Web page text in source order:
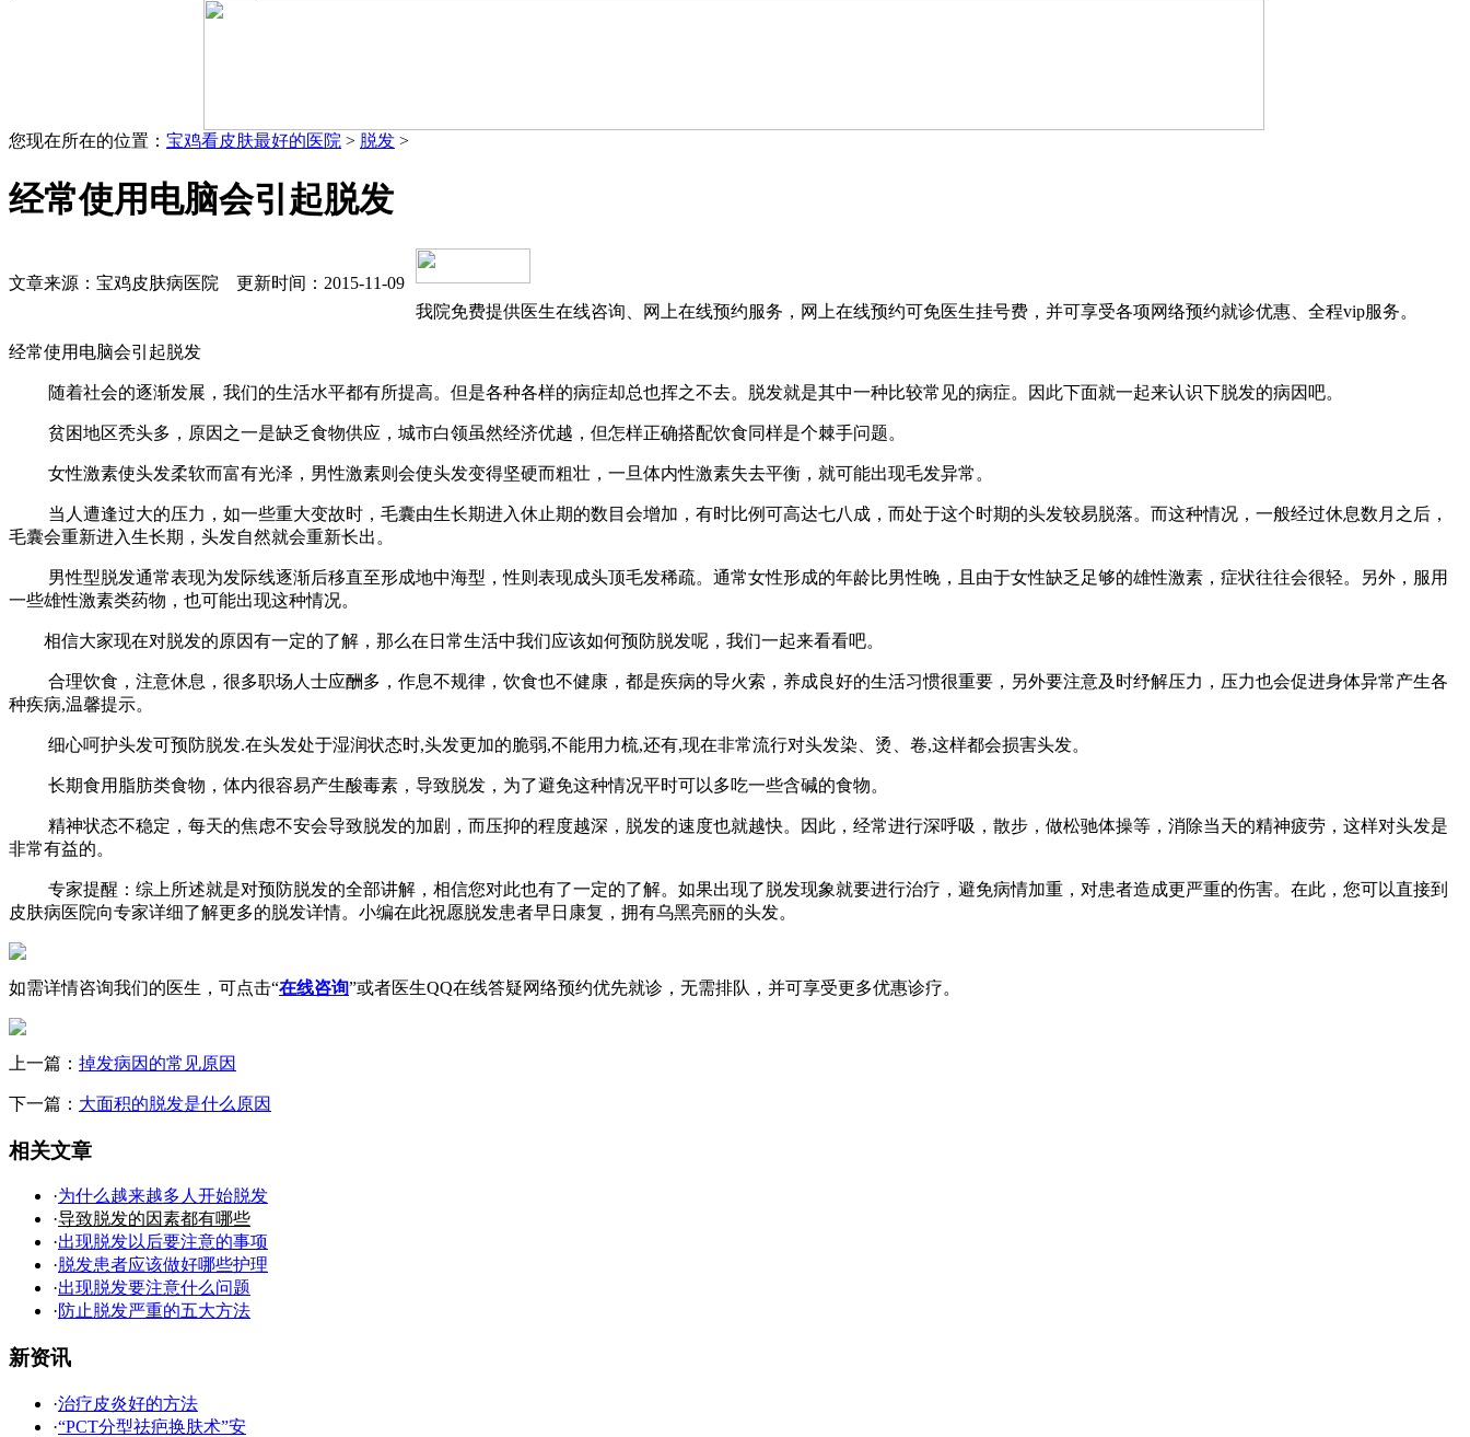
您现在所在的位置： 宝鸡看皮肤最好的医院 > 脱发 >
经常使用电脑会引起脱发
文章来源：宝鸡皮肤病医院 更新时间：2015-11-09
我院免费提供医生在线咨询、网上在线预约服务，网上在线预约可免医生挂号费，并可享受各项网络预约就诊优惠、全程vip服务。
经常使用电脑会引起脱发
随着社会的逐渐发展，我们的生活水平都有所提高。但是各种各样的病症却总也挥之不去。脱发就是其中一种比较常见的病症。因此下面就一起来认识下脱发的病因吧。
贫困地区秃头多，原因之一是缺乏食物供应，城市白领虽然经济优越，但怎样正确搭配饮食同样是个棘手问题。
女性激素使头发柔软而富有光泽，男性激素则会使头发变得坚硬而粗壮，一旦体内性激素失去平衡，就可能出现毛发异常。
当人遭逢过大的压力，如一些重大变故时，毛囊由生长期进入休止期的数目会增加，有时比例可高达七八成，而处于这个时期的头发较易脱落。而这种情况，一般经过休息数月之后，
毛囊会重新进入生长期，头发自然就会重新长出。
男性型脱发通常表现为发际线逐渐后移直至形成地中海型，性则表现成头顶毛发稀疏。通常女性形成的年龄比男性晚，且由于女性缺乏足够的雄性激素，症状往往会很轻。另外，服用
一些雄性激素类药物，也可能出现这种情况。
相信大家现在对脱发的原因有一定的了解，那么在日常生活中我们应该如何预防脱发呢，我们一起来看看吧。
合理饮食，注意休息，很多职场人士应酬多，作息不规律，饮食也不健康，都是疾病的导火索，养成良好的生活习惯很重要，另外要注意及时纾解压力，压力也会促进身体异常产生各
种疾病,温馨提示。
细心呵护头发可预防脱发.在头发处于湿润状态时,头发更加的脆弱,不能用力梳,还有,现在非常流行对头发染、烫、卷,这样都会损害头发。
长期食用脂肪类食物，体内很容易产生酸毒素，导致脱发，为了避免这种情况平时可以多吃一些含碱的食物。
精神状态不稳定，每天的焦虑不安会导致脱发的加剧，而压抑的程度越深，脱发的速度也就越快。因此，经常进行深呼吸，散步，做松驰体操等，消除当天的精神疲劳，这样对头发是
非常有益的。
专家提醒：综上所述就是对预防脱发的全部讲解，相信您对此也有了一定的了解。如果出现了脱发现象就要进行治疗，避免病情加重，对患者造成更严重的伤害。在此，您可以直接到
皮肤病医院向专家详细了解更多的脱发详情。小编在此祝愿脱发患者早日康复，拥有乌黑亮丽的头发。
如需详情咨询我们的医生，可点击“在线咨询”或者医生QQ在线答疑网络预约优先就诊，无需排队，并可享受更多优惠诊疗。
上一篇： 掉发病因的常见原因
下一篇： 大面积的脱发是什么原因
相关文章
·为什么越来越多人开始脱发
·导致脱发的因素都有哪些
·出现脱发以后要注意的事项
·脱发患者应该做好哪些护理
·出现脱发要注意什么问题
·防止脱发严重的五大方法
新资讯
·治疗皮炎好的方法
·“PCT分型祛疤换肤术”安